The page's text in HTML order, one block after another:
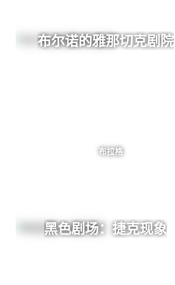
布尔诺的雅那切克剧院
布拉格
黑色剧场：捷克现象